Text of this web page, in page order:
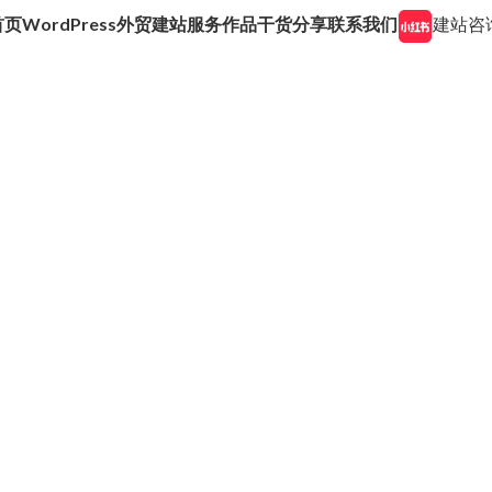
页WordPress外贸建站服务作品干货分享联系我们 建站咨